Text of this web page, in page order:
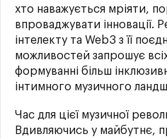
хто наважується мріяти,
впроваджувати інновації.
інтелекту та Web3 з її
можливостей запрошує
формуванні більш
інтимного музичного
Час для цієї музичної
Вдивляючись у майбутнє,